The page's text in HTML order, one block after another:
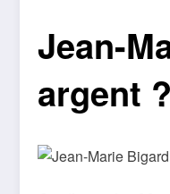
Jean-
argent ?